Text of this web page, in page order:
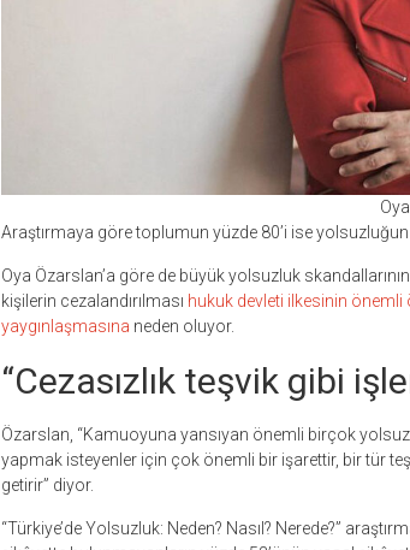
Araştırmaya göre toplumun yüzde 80’i ise
Oya Özarslan’a göre de büyük yolsuzluk
kişilerin cezalandırılması hukuk devleti ilkesinin önemli
yaygınlaşmasına neden oluyor.
“Cezasızlık teşvik gibi
Özarslan, “Kamuoyuna yansıyan önemli birçok
yapmak isteyenler için çok önemli bir işarettir, bir tür
getirir” diyor.
“Türkiye’de Yolsuzluk: Neden? Nasıl? Nerede?”